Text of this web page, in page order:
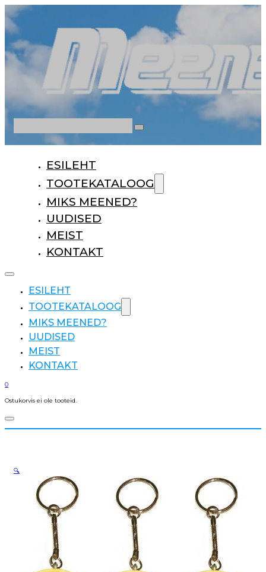
ESILEHT
TOOTEKATALOOG
MIKS MEENED?
UUDISED
MEIST
KONTAKT
ESILEHT
TOOTEKATALOOG
MIKS MEENED?
UUDISED
MEIST
KONTAKT
0
Ostukorvis ei ole tooteid.
🔍